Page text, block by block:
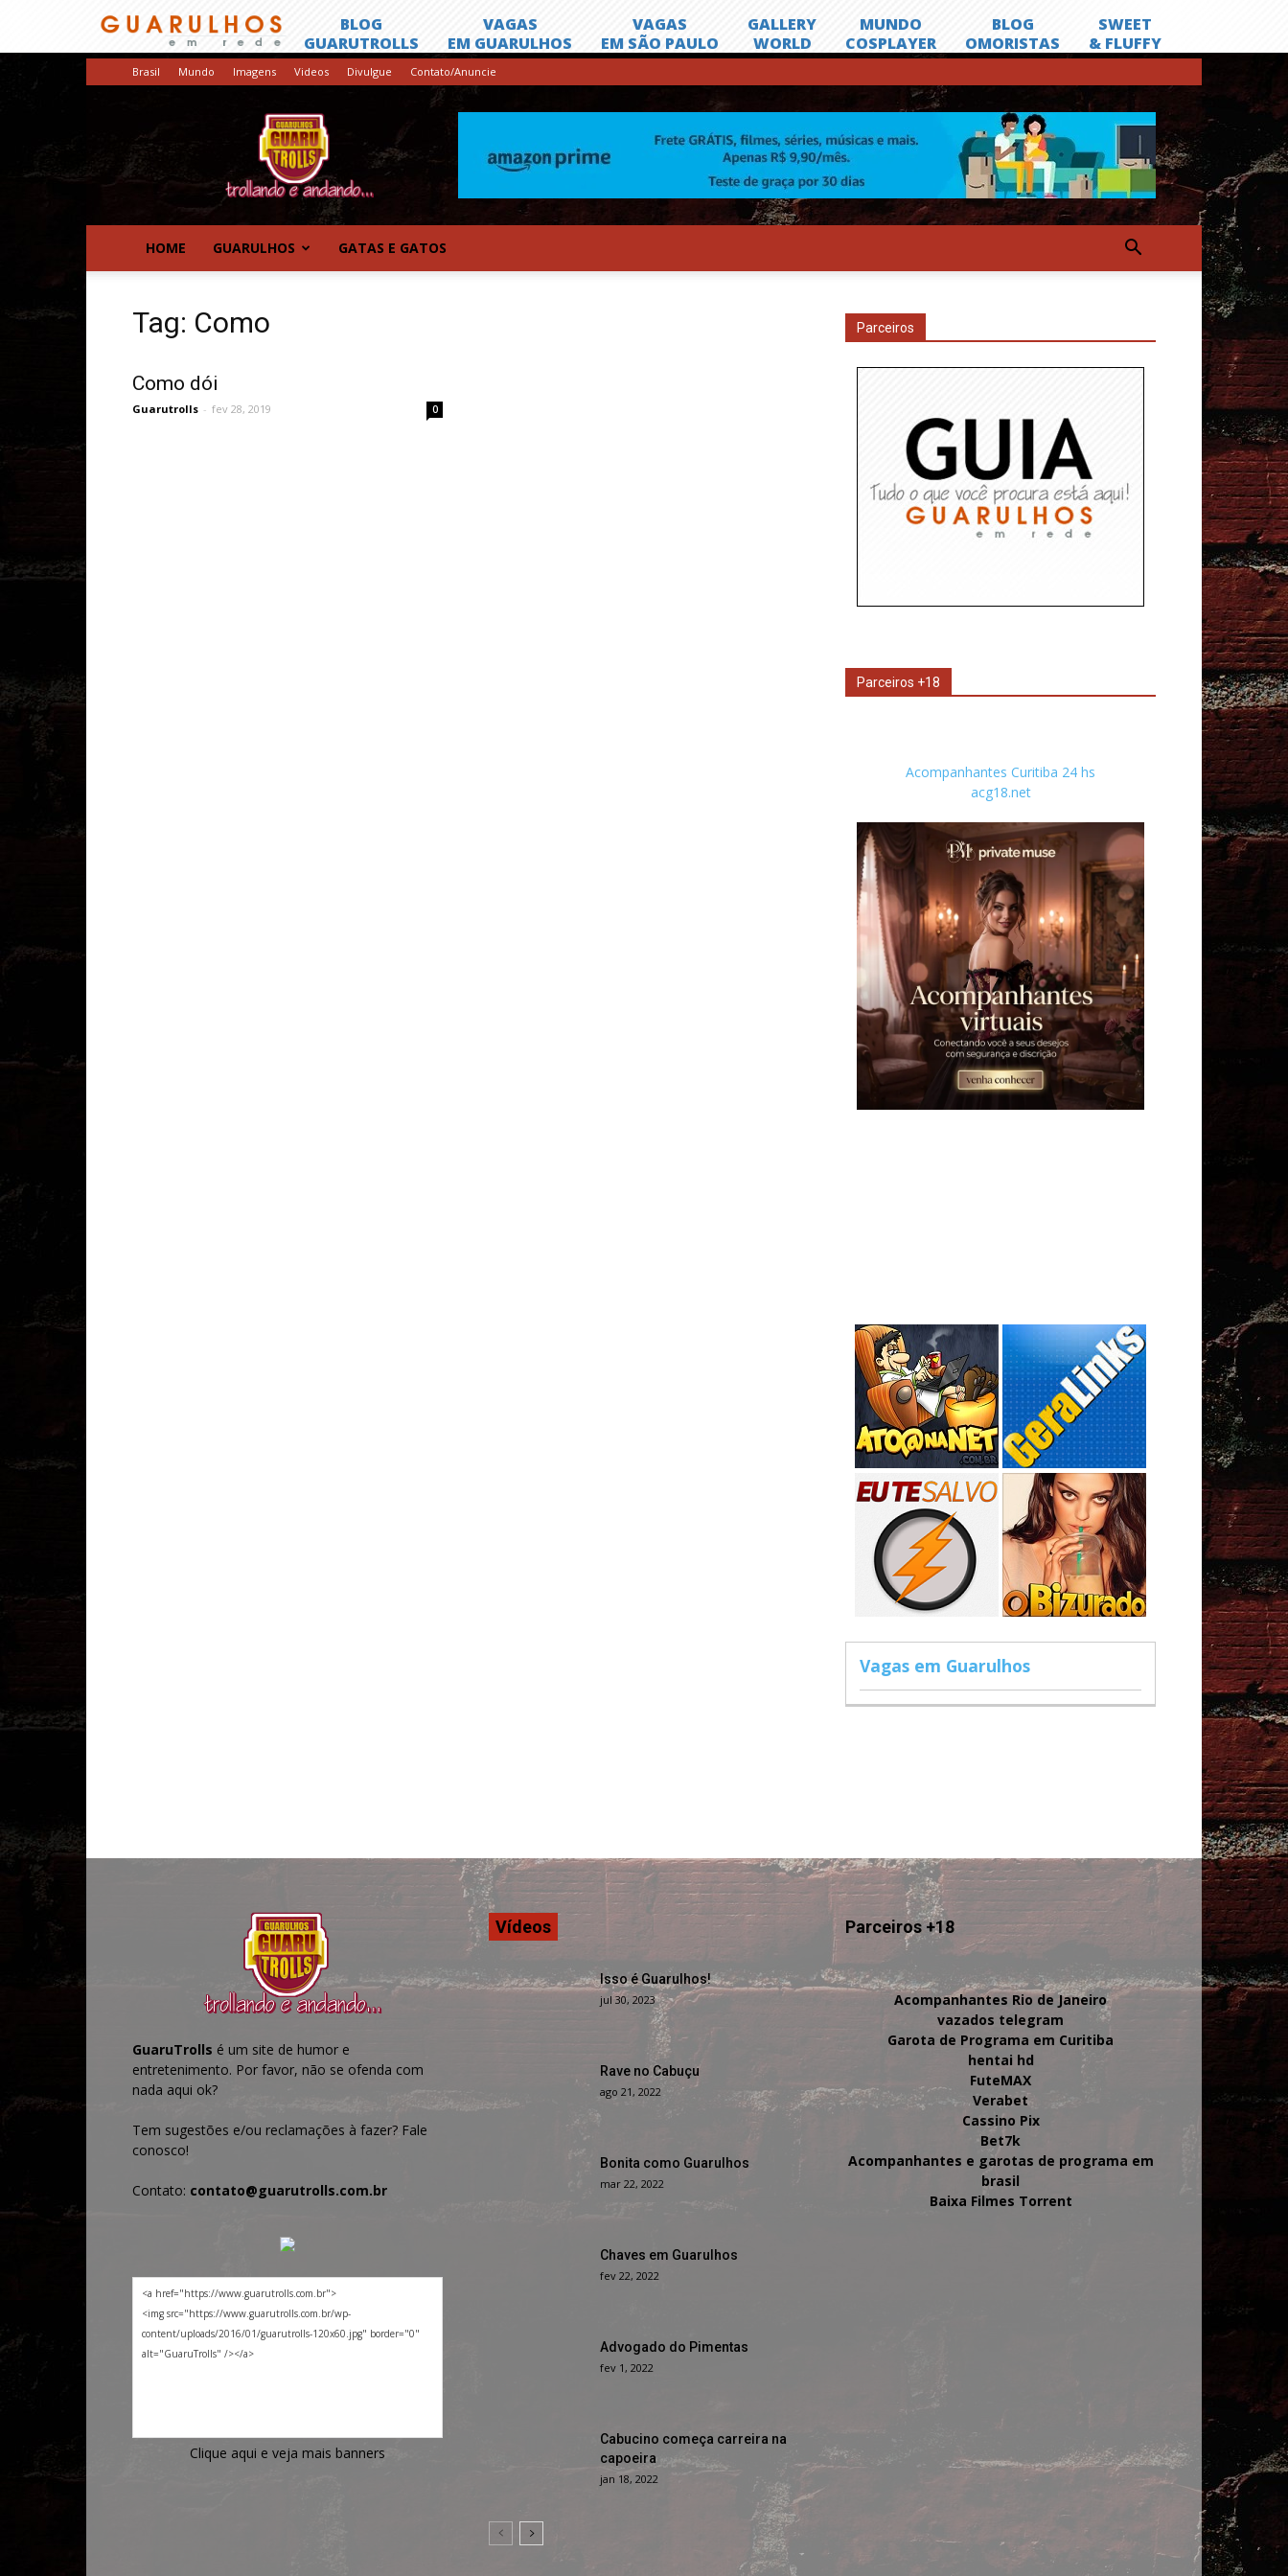
Brasil Mundo Imagens Videos Divulgue Contato/Anuncie
HOME GUARULHOS GATAS E GATOS
Tag: Como
Como dói
Guarutrolls - fev 28, 2019 0
Parceiros
Parceiros +18
Acompanhantes Curitiba 24 hs
acg18.net
Vagas em Guarulhos
GuaruTrolls é um site de humor e
entretenimento. Por favor, não se ofenda com
nada aqui ok?
Tem sugestões e/ou reclamações à fazer? Fale
conosco!
Contato: contato@guarutrolls.com.br
Clique aqui e veja mais banners
Vídeos
Isso é Guarulhos!
jul 30, 2023
Rave no Cabuçu
ago 21, 2022
Bonita como Guarulhos
mar 22, 2022
Chaves em Guarulhos
fev 22, 2022
Advogado do Pimentas
fev 1, 2022
Cabucino começa carreira na
capoeira
jan 18, 2022
Parceiros +18
Acompanhantes Rio de Janeiro
vazados telegram
Garota de Programa em Curitiba
hentai hd
FuteMAX
Verabet
Cassino Pix
Bet7k
Acompanhantes e garotas de programa em
brasil
Baixa Filmes Torrent